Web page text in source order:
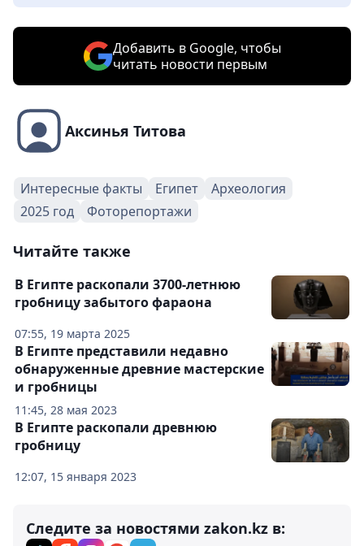
Добавить в Google, чтобы
читать новости первым
Аксинья Титова
Интересные факты Египет
Археология
2025 год
Фоторепортажи
Читайте также
07:55, 19 марта 2025
В Египте раскопали 3700-летнюю
гробницу забытого фараона
11:45, 28 мая 2023
В Египте представили недавно
обнаруженные древние мастерские
и гробницы
12:07, 15 января 2023
В Египте раскопали древнюю
гробницу
Следите за новостями zakon.kz в: